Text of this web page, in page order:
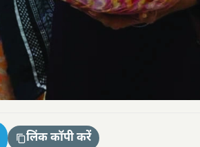
लिंक कॉपी करें